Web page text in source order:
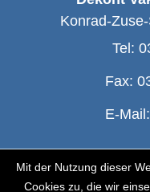
Mit der Nutzung dieser
Cookies zu, die wir
Konrad-
Tel:
Fax:
E-Mail:
©